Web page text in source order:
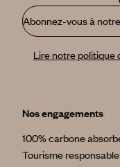
Abonnez-vous à
Lire notre politique
Nos engagements
100% carbone
Tourisme responsable